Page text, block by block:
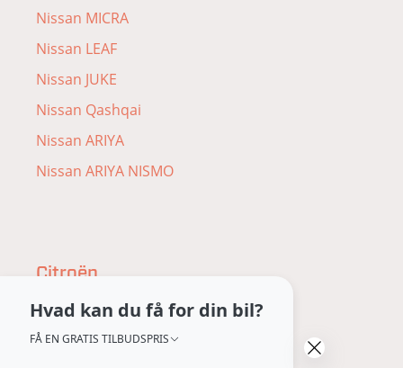
Nissan MICRA
Nissan LEAF
Nissan JUKE
Nissan Qashqai
Nissan ARIYA
Nissan ARIYA NISMO
Citroën
Citroën ë-C3
Citroën ë-C3 Aircross
Hvad kan du få for din bil?
FÅ EN GRATIS TILBUDSPRIS